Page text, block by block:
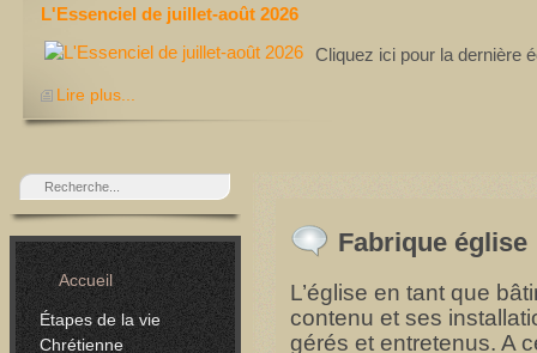
L'Essenciel de juillet-août 2026
Cliquez ici pour la dernière
Lire plus...
Accueil
Étapes de la vie
Chrétienne
Fabrique église
L’église en tant que
contenu et ses
gérés et entretenus. A